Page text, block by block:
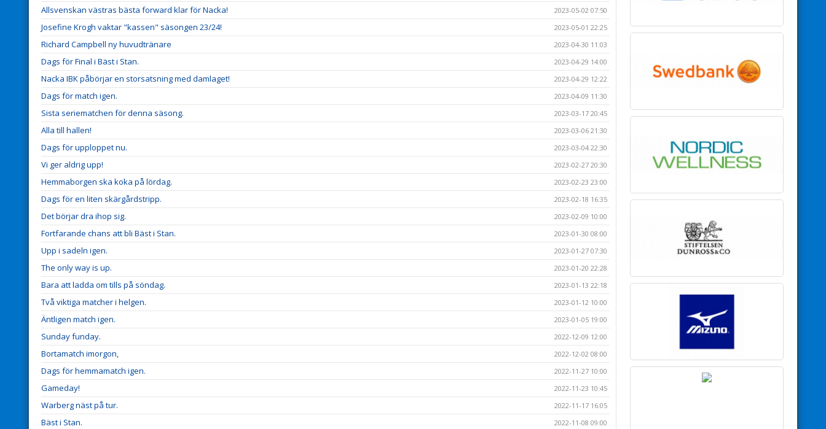
Allsvenskan västras bästa forward klar för Nacka! 2023-05-02 07:50
Josefine Krogh vaktar "kassen" säsongen 23/24! 2023-05-01 22:25
Richard Campbell ny huvudtränare 2023-04-30 11:03
Dags för Final i Bäst i Stan. 2023-04-29 14:00
Nacka IBK påbörjar en storsatsning med damlaget! 2023-04-29 12:22
Dags för match igen. 2023-04-09 11:30
Sista seriematchen för denna säsong. 2023-03-17 20:45
Alla till hallen! 2023-03-06 21:30
Dags för upploppet nu. 2023-03-04 22:30
Vi ger aldrig upp! 2023-02-27 20:30
Hemmaborgen ska koka på lördag. 2023-02-23 23:00
Dags för en liten skärgårdstripp. 2023-02-18 16:35
Det börjar dra ihop sig. 2023-02-09 10:00
Fortfarande chans att bli Bäst i Stan. 2023-01-30 08:00
Upp i sadeln igen. 2023-01-27 07:30
The only way is up. 2023-01-20 22:28
Bara att ladda om tills på söndag. 2023-01-13 22:18
Två viktiga matcher i helgen. 2023-01-12 10:00
Äntligen match igen. 2023-01-05 19:00
Sunday funday. 2022-12-09 12:00
Bortamatch imorgon, 2022-12-02 08:00
Dags för hemmamatch igen. 2022-11-27 10:00
Gameday! 2022-11-23 10:45
Warberg näst på tur. 2022-11-17 16:05
Bäst i Stan. 2022-11-08 09:00